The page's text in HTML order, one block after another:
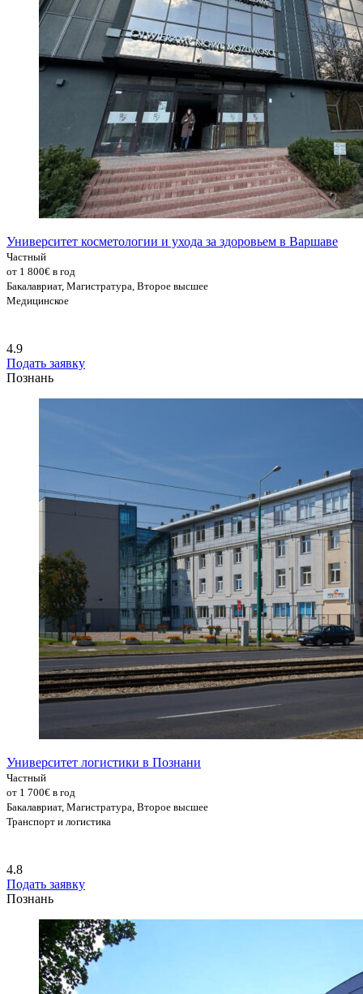
Университет косметологии и ухода за здоровьем в Варшаве
Частный
от 1 800€ в год
Бакалавриат, Магистратура, Второе высшее
Медицинское
4.9
Подать заявку
Познань
Университет логистики в Познани
Частный
от 1 700€ в год
Бакалавриат, Магистратура, Второе высшее
Транспорт и логистика
4.8
Подать заявку
Познань